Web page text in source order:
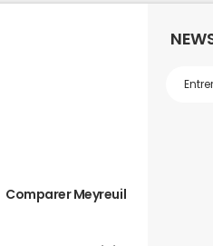
Comparer Meyreuil